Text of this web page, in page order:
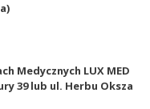
Medycznych LUX MED
39 lub ul. Herbu Oksza